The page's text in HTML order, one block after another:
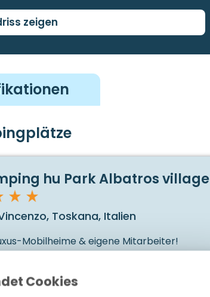
Cookies
zeigen
hu Park Albatros village
Toskana, Italien
Mobilheime & eigene Mitarbeiter!
700m vom Sandstrand entfernt